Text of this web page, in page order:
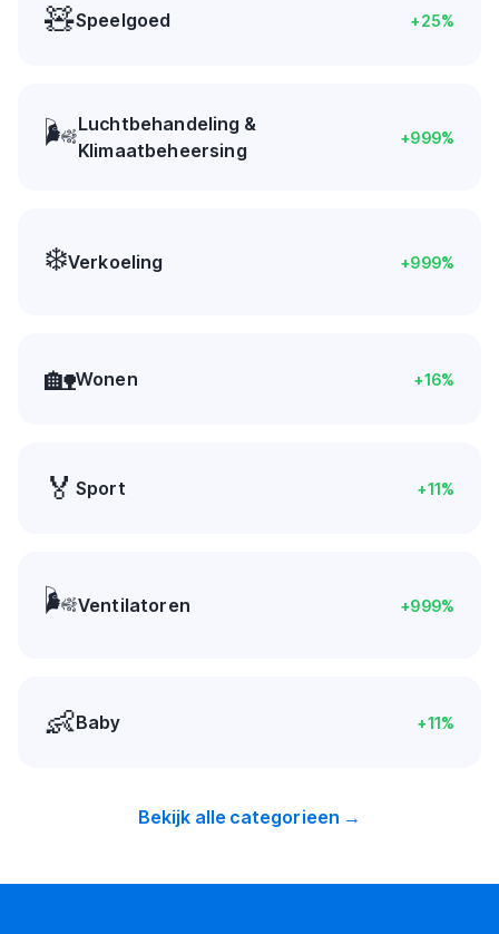
🧸Speelgoed +25%
🌬️Luchtbehandeling &
Klimaatbeheersing
+999%
❄️Verkoeling +999%
🏡Wonen +16%
🏅 Sport +11%
🌬️Ventilatoren +999%
👶Baby +11%
Bekijk alle categorieen →